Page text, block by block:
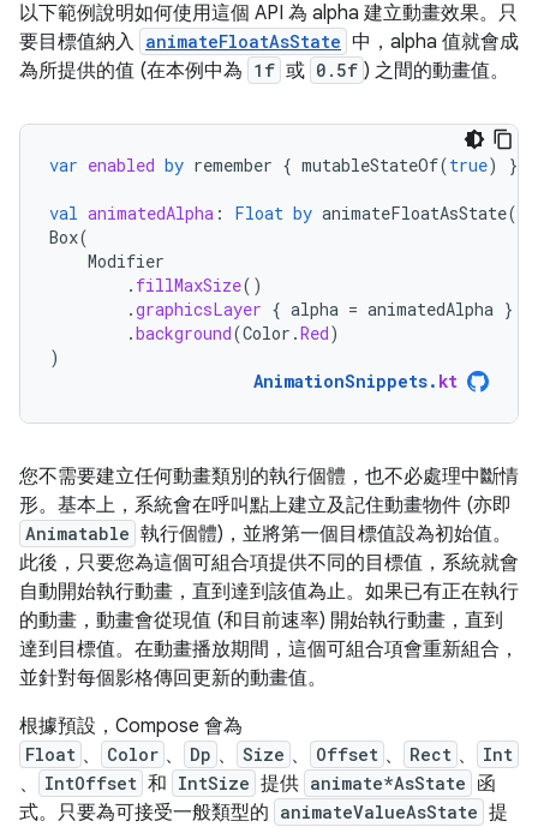
以下範例說明如何使用這個 API 為 alpha 建立動畫效果。只
要目標值納入 animateFloatAsState 中，alpha 值就會成
為所提供的值 (在本例中為 1f 或 0.5f ) 之間的動畫值。
var enabled by remember { mutableStateOf(true) }
val animatedAlpha : Float by animateFloatAsState(
Box(
Modifier
. fillMaxSize()
.graphicsLayer { alpha = animatedAlpha }
.background(Color .Red)
)
AnimationSnippets. kt
您不需要建立任何動畫類別的執行個體，也不必處理中斷情
形。基本上，系統會在呼叫點上建立及記住動畫物件 (亦即
Animatable 執行個體)，並將第一個目標值設為初始值。
此後，只要您為這個可組合項提供不同的目標值，系統就會
自動開始執行動畫，直到達到該值為止。如果已有正在執行
的動畫，動畫會從現值 (和目前速率) 開始執行動畫，直到
達到目標值。在動畫播放期間，這個可組合項會重新組合，
並針對每個影格傳回更新的動畫值。
根據預設，Compose 會為
Float 、 Color 、 Dp 、 Size 、 Offset 、 Rect 、 Int
、 IntOffset 和 IntSize 提供 animate*AsState 函
式。只要為可接受一般類型的 animateValueAsState 提